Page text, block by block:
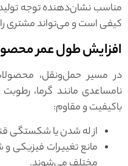
مناسب نشان‌دهنده توجه
کیفی است و می‌تواند مشتری
افزایش طول عمر
در مسیر حمل‌ونقل،
نامساعدی مانند گرما،
باکیفیت و مقاوم:
از له شدن یا شکستگی
مانع تغییرات فیزیکی